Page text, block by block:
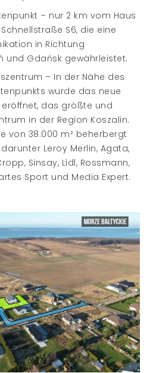
– nur 2 km vom Haus
S6, die eine
in Richtung
und Gdańsk gewährleistet.
– In der Nähe des
wurde das neue
eröffnet, das größte und
in der Region Koszalin.
von 38.000 m² beherbergt
Leroy Merlin, Agata,
Sinsay, Lidl, Rossmann,
Sport und Media Expert.